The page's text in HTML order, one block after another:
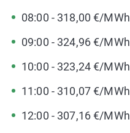
08:00 - 318,00 €/MWh
09:00 - 324,96 €/MWh
10:00 - 323,24 €/MWh
11:00 - 310,07 €/MWh
12:00 - 307,16 €/MWh